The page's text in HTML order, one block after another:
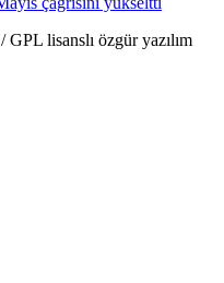
lisanslı özgür yazılım